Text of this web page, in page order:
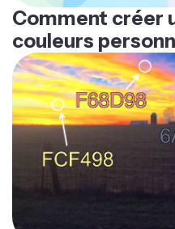
Comment créer
couleurs